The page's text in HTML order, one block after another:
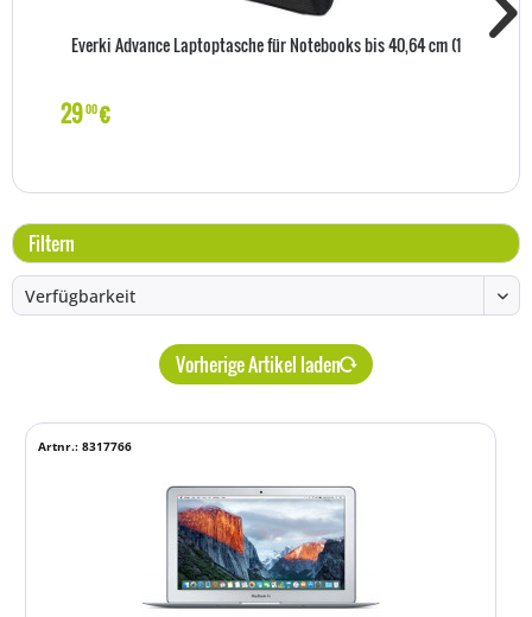
Everki Advance Laptoptasche für Notebooks bis 40,64 cm (1
2900€
Filtern
Vorherige Artikel laden
Artnr.: 8317766